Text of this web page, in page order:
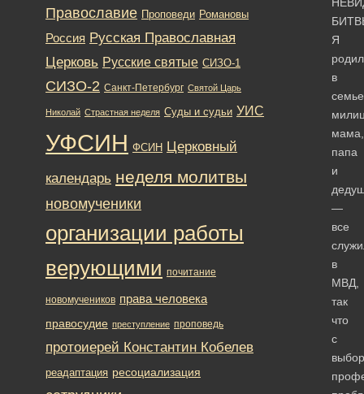
Я
в
семье
мама,
папа
и
—
все
в
МВД,
так
что
с
Православие Проповеди Романовы
Россия Русская Православная
Церковь Русские святые СИЗО-1
СИЗО-2 Санкт-Петербург Святой Царь
Николай Страстная неделя Суды и судьи УИС
УФСИН ФСИН Церковный
календарь неделя молитвы
новомученики
организации работы
верующими почитание
новомучеников права человека
правосудие преступление проповедь
протоиерей Константин Кобелев
реадаптация ресоциализация